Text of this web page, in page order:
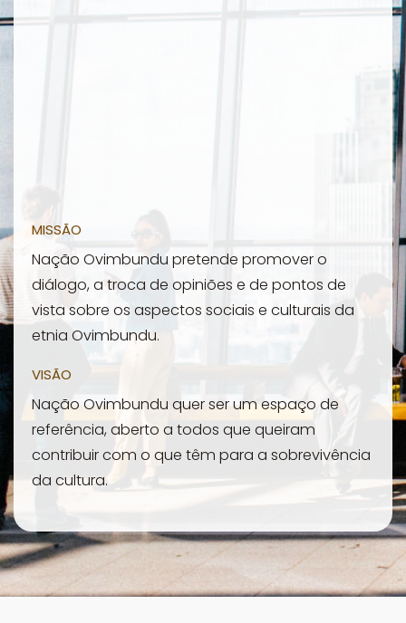
MISSÃO
Nação Ovimbundu pretende promover o
diálogo, a troca de opiniões e de pontos de
vista sobre os aspectos sociais e culturais da
etnia Ovimbundu.
VISÃO
Nação Ovimbundu quer ser um espaço de
referência, aberto a todos que queiram
contribuir com o que têm para a sobrevivência
da cultura.